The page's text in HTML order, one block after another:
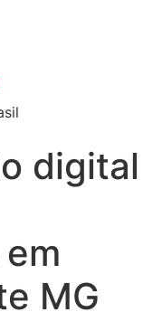
digital
MG